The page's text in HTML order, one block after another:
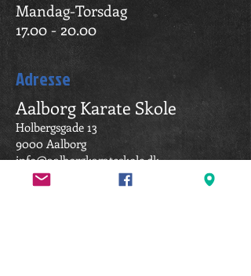
Mandag-Torsdag
17.00 - 20.00
Adresse
Aalborg Karate Skole
Holbergsgade 13
9000 Aalborg
info@aalborgkarateskole.dk